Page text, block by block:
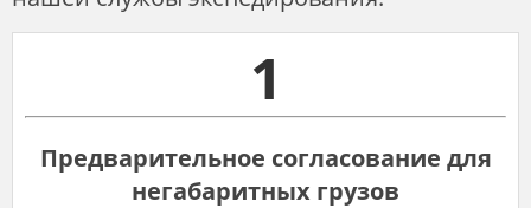
1
Предварительное согласование для
негабаритных грузов